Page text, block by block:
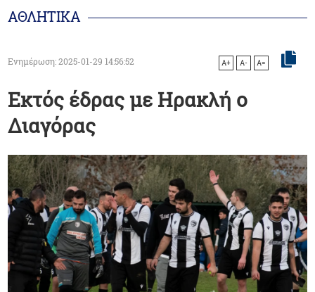
ΑΘΛΗΤΙΚΑ
Ενημέρωση: 2025-01-29 14:56:52 A+ A- A=
Εκτός έδρας με Ηρακλή ο
Διαγόρας